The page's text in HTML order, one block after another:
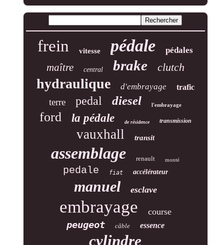
frein vitesse pédale pédales
maître central brake clutch
hydraulique d'embrayage trafic
terre pedal diesel l'embrayage
ford la pédale de résidence transmission
vauxhall transit
assemblage renault monté
pedale fiat accélérateur
manuel esclave
embrayage course
peugeot câble essence
cylindre